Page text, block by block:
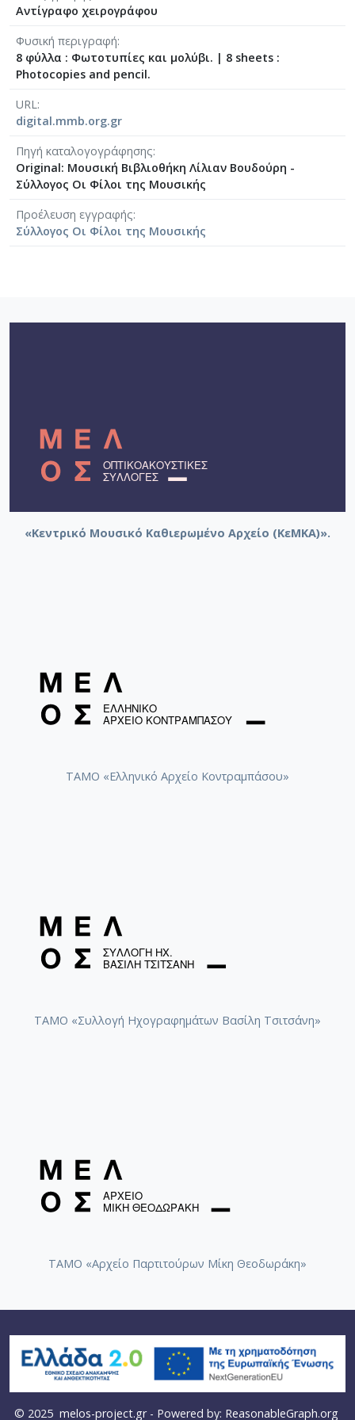
[Φάκελος] GR-As-MTH-003-Sc-008-061-Fuga
[Φάκελος] GR-As-MTH-003-Sc-008-062-Fuga
[Φάκελος] GR-As-MTH-003-Sc-008-063-Έρως
[Φάκελος] GR-As-MTH-003-Sc-008-064-
[Φάκελος] GR-As-MTH-003-Sc-008-067-Σχέδια
[Φάκελος] GR-As-MTH-003-Sc-008-068-Σπουδή
[Φάκελος] GR-As-MTH-003-Sc-008-069-
[Φάκελος] GR-As-MTH-003-Sc-008-070-
[Φάκελος] GR-As-MTH-003-Sc-009-071-Etude
[Φάκελος] GR-As-MTH-003-Sc-009-072-
[Φάκελος] GR-As-MTH-003-Sc-009-077-
[Φάκελος] GR-As-MTH-003-Sc-010-083-
[Φάκελος] GR-As-MTH-003-Sc-010-085-
[Φάκελος] GR-As-MTH-003-Sc-010-087-
[Φάκελος] GR-As-MTH-003-Sc-010-088-
[Φάκελος] GR-As-MTH-003-Sc-012-096-
[Φάκελος] GR-As-MTH-003-Sc-012-097-
[Φάκελος] GR-As-MTH-003-Sc-012-098-
[Φάκελος] GR-As-MTH-003-Sc-012-101-Petite
[Φάκελος] GR-As-MTH-003-Sc-013-105-
[Φάκελος] GR-As-MTH-003-Sc-013-106-Έρως
[Φάκελος] GR-As-MTH-003-Sc-013-107-
[Φάκελος] GR-As-MTH-003-Sc-014-110-Το
[Φάκελος] GR-As-MTH-003-Sc-016-117-Ill met
[Φάκελος] GR-As-MTH-003-Sc-016-118-Ο
[Φάκελος] GR-As-MTH-003-Sc-017-119-Oι
[Φάκελος] GR-As-MTH-003-Sc-017-120-
[Φάκελος] GR-As-MTH-003-Sc-017-123-
[Φάκελος] GR-As-MTH-003-Sc-018-125-Les
[Φάκελος] GR-As-MTH-003-Sc-018-127-
[Φάκελος] GR-As-MTH-003-Sc-018-128-
[Φάκελος] GR-As-MTH-003-Sc-019-130-
Αντίγραφο χειρογράφου
Φυσική περιγραφή
8 φύλλα : Φωτοτυπίες και μολύβι. | 8 sheets :
Photocopies and pencil.
URL
digital.mmb.org.gr
Πηγή καταλογογράφησης
Original: Μουσική Βιβλιοθήκη Λίλιαν Βουδούρη -
Σύλλογος Οι Φίλοι της Μουσικής
Προέλευση εγγραφής
Σύλλογος Οι Φίλοι της Μουσικής
«Κεντρικό Μουσικό Καθιερωμένο Αρχείο (ΚεΜΚΑ)».
ΤΑΜΟ «Ελληνικό Αρχείο Κοντραμπάσου»
ΤΑΜΟ «Συλλογή Ηχογραφημάτων Βασίλη Τσιτσάνη»
ΤΑΜΟ «Αρχείο Παρτιτούρων Μίκη Θεοδωράκη»
© 2025 melos-project.gr- Powered by: ReasonableGraph.org